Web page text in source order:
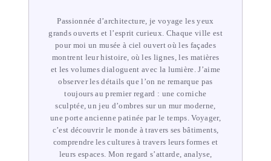
Passionnée d’architecture, je voyage les yeux
grands ouverts et l’esprit curieux. Chaque ville est
pour moi un musée à ciel ouvert où les façades
montrent leur histoire, où les lignes, les matières
et les volumes dialoguent avec la lumière. J’aime
observer les détails que l’on ne remarque pas
toujours au premier regard : une corniche
sculptée, un jeu d’ombres sur un mur moderne,
une porte ancienne patinée par le temps. Voyager,
c’est découvrir le monde à travers ses bâtiments,
comprendre les cultures à travers leurs formes et
leurs espaces. Mon regard s’attarde, analyse,